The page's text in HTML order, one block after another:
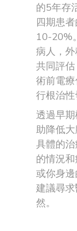
的5年存
四期患
10-20%
病人，
共同評
術前電
行根治性
透過早
助降低
具體的
的情況
或你身
建議尋
然。